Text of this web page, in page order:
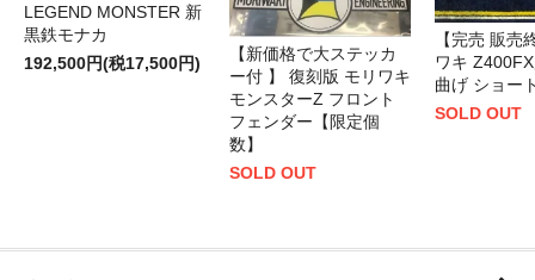
LEGEND MONSTER 新
黒鉄モナカ
192,500円(税17,500円)
【新価格で大ステッカ
ー付 】 復刻版 モリワキ
モンスターZ フロント
フェンダー【限定個
数】
SOLD OUT
【完売 販売
ワキ
曲げ ショー
SOLD OUT